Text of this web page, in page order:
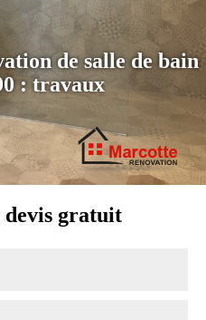
de salle de bain
: travaux
devis gratuit